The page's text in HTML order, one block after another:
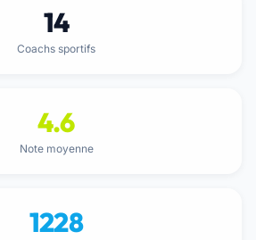
14
Coachs sportifs
4.6
Note moyenne
1228